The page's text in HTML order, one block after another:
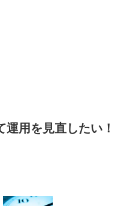
用を見直したい！